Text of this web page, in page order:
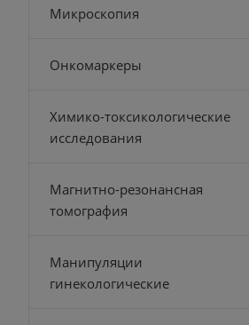
Микроскопия
Онкомаркеры
Химико-токсикологические
исследования
Магнитно-резонансная
томография
Манипуляции
гинекологические